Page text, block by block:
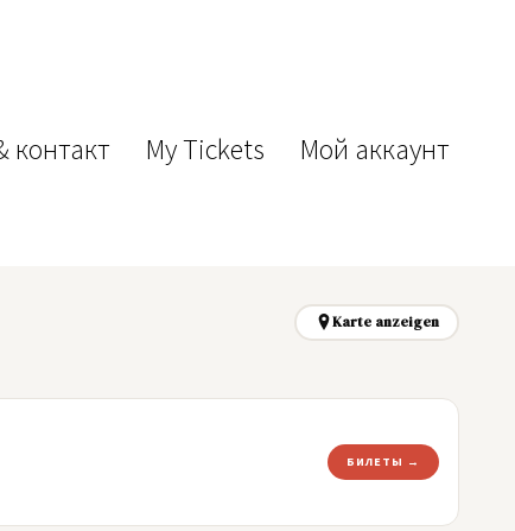
контакт My Tickets Мой аккаунт
Karte anzeigen
БИЛЕТЫ →